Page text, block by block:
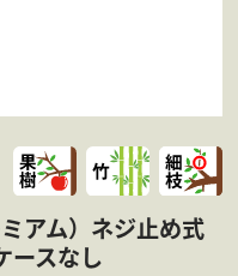
アム）ネジ止め式
ースなし
よくある質問